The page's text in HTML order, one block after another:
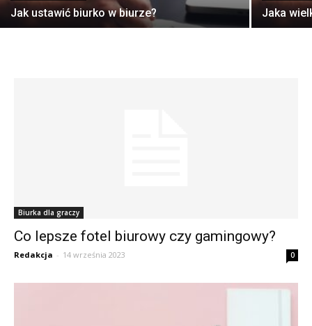
Jak ustawić biurko w biurze? Jaka
Biurka dla graczy
Co lepsze fotel biurowy czy gamingowy?
Redakcja - 14 września 2023 0